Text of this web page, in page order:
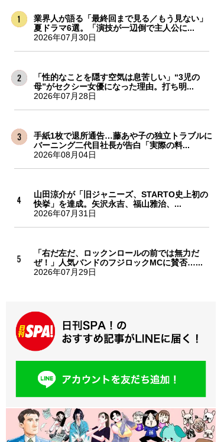
業界人が語る「最終回まで見る／もう見ない」
夏ドラマ6選。「演技が一辺倒で主人公に...
2026年07月30日
「性的なことを隠す空気は息苦しい」“3児の
母”がセクシー女優になった理由。打ち明...
2026年07月28日
手紙1枚で退所通告…藤あや子の独立トラブルに
バーニング二代目社長が告白「実際の料...
2026年08月04日
山田涼介が「旧ジャニーズ、STARTO史上初の
快挙」を達成。矢沢永吉、福山雅治、...
2026年07月31日
「右だ左だ、ロックンロールの前では無力だ
ぜ！」人気バンドのフジロックMCに賛否…...
2026年07月29日